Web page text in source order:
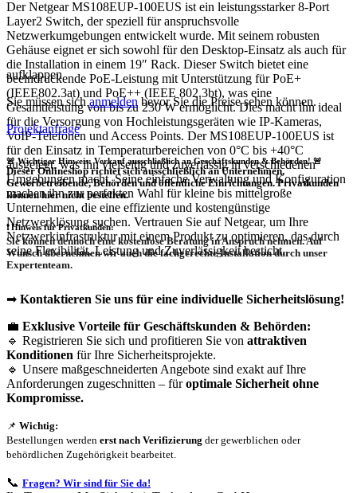
Der Netgear MS108EUP-100EUS ist ein leistungsstarker 8-Port
Layer2 Switch, der speziell für anspruchsvolle
Netzwerkumgebungen entwickelt wurde. Mit seinem robusten
Gehäuse eignet er sich sowohl für den Desktop-Einsatz als auch für
die Installation in einem 19″ Rack. Dieser Switch bietet eine
beeindruckende PoE-Leistung mit Unterstützung für PoE+
(IEEE802.3at) und PoE++ (IEEE 802.3bt), was eine
Gesamtleistung von bis zu 230 W ermöglicht. Dies macht ihn ideal
für die Versorgung von Hochleistungsgeräten wie IP-Kameras,
VoIP-Telefonen und Access Points. Der MS108EUP-100EUS ist
für den Einsatz in Temperaturbereichen von 0°C bis +40°C
ausgelegt, was ihn vielseitig und zuverlässig in verschiedenen
Umgebungen macht. Seine einfache Verwaltung und Konfiguration
machen ihn zur perfekten Wahl für kleine bis mittelgroße
Unternehmen, die eine effiziente und kostengünstige
Netzwerklösung suchen. Vertrauen Sie auf Netgear, um Ihre
Netzwerkinfrastruktur mit einem Produkt zu optimieren, das durch
seine Flexibilität, Leistung und Zuverlässigkeit besticht.
aufklappen
Sie müssen sichanmelden bevor Sie die Preise sehen können.
Projektanfrage
🚨 Wichtiger Hinweis: Verkauf ausschließlich an Geschäftskunden & Behörden! 🚨
Dieser Onlineshop richtet sichausschließlichan Unternehmen,
Gewerbetreibende, Behörden und öffentliche Einrichtungen.Privatkunden
können hier nicht bestellen.
❗Hinweis für Privatkunden:
Sie können dennoch einekostenlose Beratungin Anspruch nehmen. Auf
Wunsch übernehmen wir auch diefachgerechte Installationdurch unser
Expertenteam.
➡ Kontaktieren Sie uns für eine individuelle Sicherheitslösung!
💼 Exklusive Vorteile für Geschäftskunden & Behörden:
🔹 Registrieren Sie sich und profitieren Sie von attraktiven
Konditionen für Ihre Sicherheitsprojekte.
🔹 Unsere maßgeschneiderten Angebote sind exakt auf Ihre
Anforderungen zugeschnitten – füroptimale Sicherheit ohne
Kompromisse.
📌 Wichtig:
Bestellungen werden erst nach Verifizierung der gewerblichen oder
behördlichen Zugehörigkeit bearbeitet.
📞 Fragen? Wir sind für Sie da!